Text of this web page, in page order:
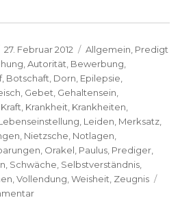
Veröffentlicht
am
27. Februar 2012 Kategorien
Allgemein Predigt
,Autorität Bewerbung
, Botschaft Dorn Epilepsie
Gebet Gehaltensein
Kraft Krankheit Krankheiten
Leiden Merksatz
Nietzsche Notlagen
Orakel Paulus Prediger
Schwäche Selbstverständnis
,Vollendung ,Weisheit Zeugnis
zu